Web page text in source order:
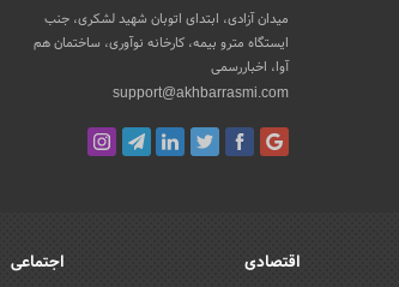
میدان آزادی، ابتدای اتوبان شهید لشکری، جنب
ایستگاه مترو بیمه، کارخانه نوآوری، ساختمان هم
آوا، اخباررسمی
support@akhbarrasmi.com
اقتصادی اجتماعی